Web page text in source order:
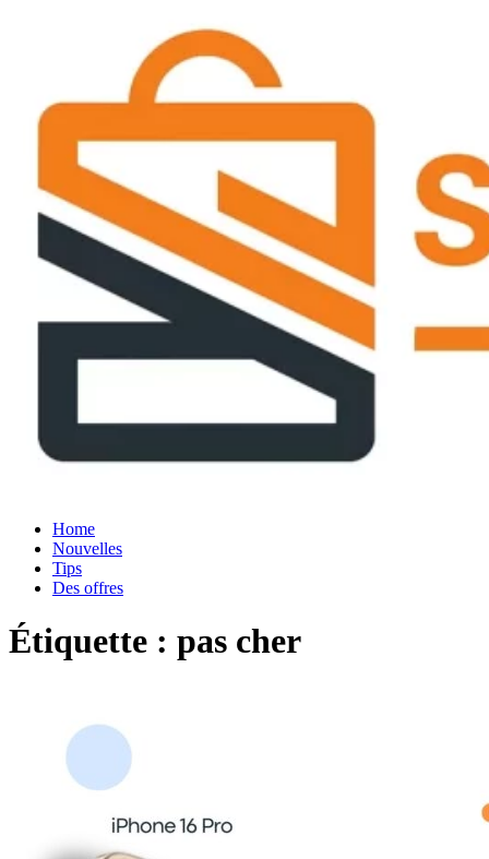
Home
Nouvelles
Tips
Des offres
Étiquette : pas cher